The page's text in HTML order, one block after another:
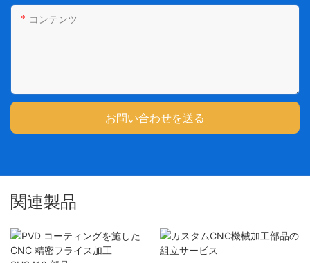
コンテンツ
お問い合わせを送る
関連製品